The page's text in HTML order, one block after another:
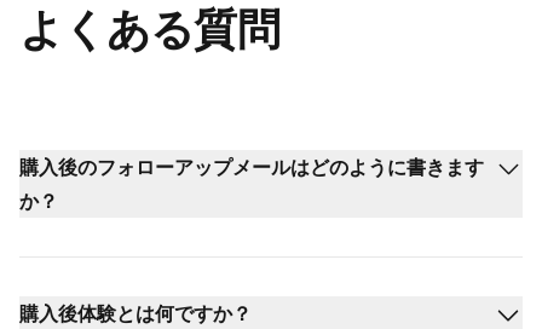
よくある質問
購入後のフォローアップメールはどのように書きます
か？
購入後体験とは何ですか？